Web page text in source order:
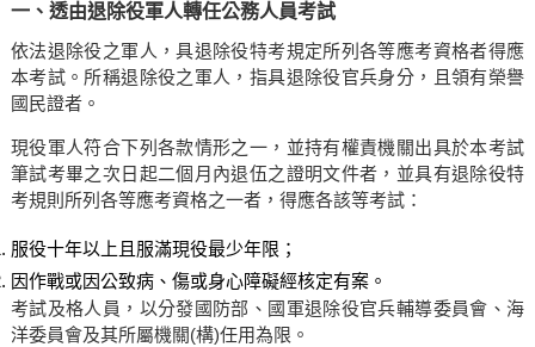
一、透由退除役軍人轉任公務人員考試
依法退除役之軍人，具退除役特考規定所列各等應考資格者得應
本考試。所稱退除役之軍人，指具退除役官兵身分，且領有榮譽
國民證者。
現役軍人符合下列各款情形之一，並持有權責機關出具於本考試
筆試考畢之次日起二個月內退伍之證明文件者，並具有退除役特
考規則所列各等應考資格之一者，得應各該等考試：
服役十年以上且服滿現役最少年限；
因作戰或因公致病、傷或身心障礙經核定有案。
考試及格人員，以分發國防部、國軍退除役官兵輔導委員會、海
洋委員會及其所屬機關(構)任用為限。